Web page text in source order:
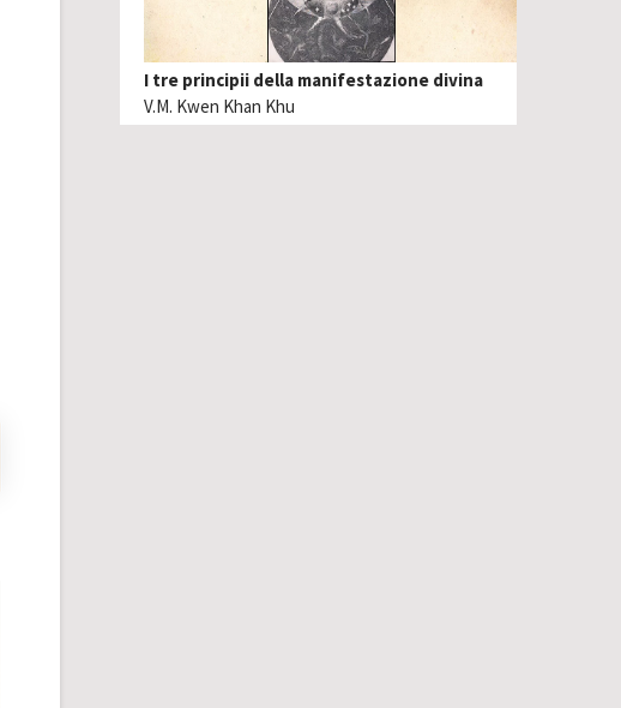
I tre principii della manifestazione divina
V.M. Kwen Khan Khu